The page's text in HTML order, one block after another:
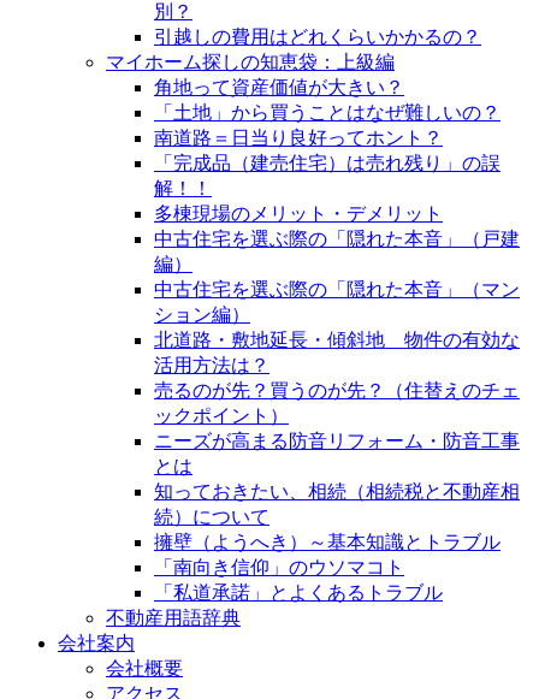
別？
引越しの費用はどれくらいかかるの？
マイホーム探しの知恵袋：上級編
角地って資産価値が大きい？
「土地」から買うことはなぜ難しいの？
南道路＝日当り良好ってホント？
「完成品（建売住宅）は売れ残り」の誤
解！！
多棟現場のメリット・デメリット
中古住宅を選ぶ際の「隠れた本音」（戸建
編）
中古住宅を選ぶ際の「隠れた本音」（マン
ション編）
北道路・敷地延長・傾斜地 物件の有効な
活用方法は？
売るのが先？買うのが先？（住替えのチェ
ックポイント）
ニーズが高まる防音リフォーム・防音工事
とは
知っておきたい、相続（相続税と不動産相
続）について
擁壁（ようへき）～基本知識とトラブル
「南向き信仰」のウソマコト
「私道承諾」とよくあるトラブル
不動産用語辞典
会社案内
会社概要
アクセス